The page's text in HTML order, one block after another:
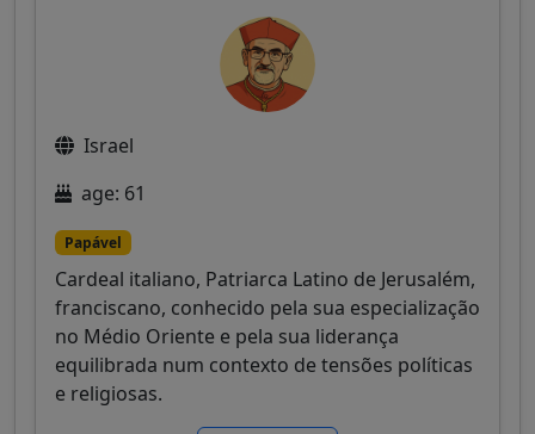
Israel
age: 61
Papável
Cardeal italiano, Patriarca Latino de Jerusalém,
franciscano, conhecido pela sua especialização
no Médio Oriente e pela sua liderança
equilibrada num contexto de tensões políticas
e religiosas.